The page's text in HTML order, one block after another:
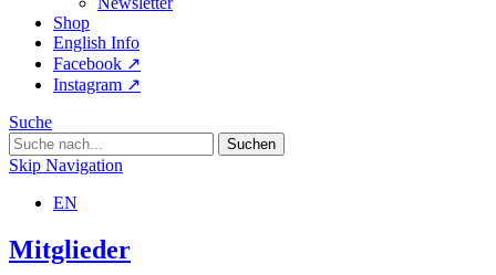
Shop
English Info
Facebook ↗︎
Instagram ↗︎
Suche
Skip Navigation
EN
Mitglieder